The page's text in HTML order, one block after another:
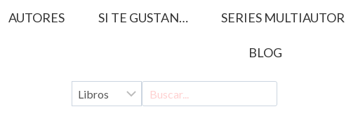
AUTORES SI TE GUSTAN… SERIES MULTIAUTOR
BLOG